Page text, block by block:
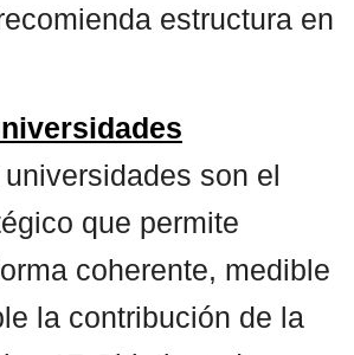
estructura en
son el
que permite
coherente, medible
la contribución de la